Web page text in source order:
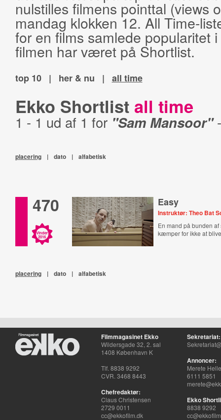
nulstilles filmens pointtal (views
mandag klokken 12. All Time-
for en films samlede popularitet
filmen har været på Shortlist.
top 10 | her & nu | all time
Ekko Shortlist all time
1 - 1 ud af 1 for "Sam Mansoor"
placering | dato | alfabetisk
470
Vinder
2016
Easy
Instruktør: Theo Bat
En mand på bunden
kæmper for ikke at
placering | dato | alfabetisk
Filmmagasinet Ekko
Wildersgade 32, 2. sal
1408 København K
Tlf. 8838 9292
CVR. 3468 8443
Chefredaktør:
Claus Christensen
2729 0011
cc@ekkofilm.dk
Sekretariat:
Annoncer:
Merete
6111 5851
Ekko
8838 9292